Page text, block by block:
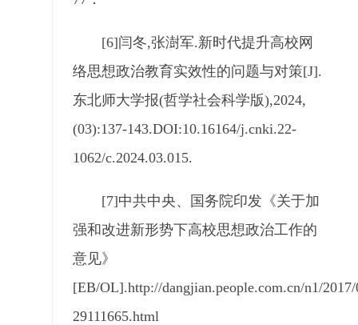
[6]闫冬,张澍军.新时代提升高校网
络思想政治教育实效性的问题与对策[J].
东北师大学报(哲学社会科学版),2024,
(03):137-143.DOI:10.16164/j.cnki.22-
1062/c.2024.03.015.
[7]中共中央、国务院印发《关于加
强和改进新形势下高校思想政治工作的
意见》
[EB/OL].http://dangjian.people.com.cn/n1/2017/
29111665.html